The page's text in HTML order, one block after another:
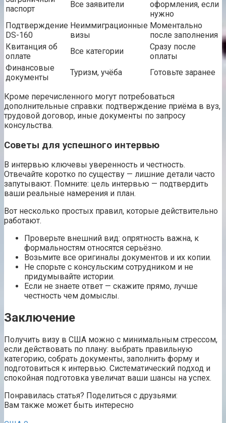
паспорт
Все заявители
оформления, если
нужно
Подтверждение
DS-160
Неиммиграционные
визы
Моментально
после заполнения
Квитанция об
оплате
Все категории
Сразу после
оплаты
Финансовые
документы
Туризм, учёба Готовьте заранее
Кроме перечисленного могут потребоваться
дополнительные справки: подтверждение приёма в вуз,
трудовой договор, иные документы по запросу
консульства.
Советы для успешного интервью
В интервью ключевы уверенность и честность.
Отвечайте коротко по существу — лишние детали часто
запутывают. Помните: цель интервью — подтвердить
ваши реальные намерения и план.
Вот несколько простых правил, которые действительно
работают.
Проверьте внешний вид: опрятность важна, к
формальностям относятся серьёзно.
Возьмите все оригиналы документов и их копии.
Не спорьте с консульским сотрудником и не
придумывайте истории.
Если не знаете ответ — скажите прямо, лучше
честность чем домыслы.
Заключение
Получить визу в США можно с минимальным стрессом,
если действовать по плану: выбрать правильную
категорию, собрать документы, заполнить форму и
подготовиться к интервью. Систематический подход и
спокойная подготовка увеличат ваши шансы на успех.
Понравилась статья? Поделиться с друзьями:
Вам также может быть интересно